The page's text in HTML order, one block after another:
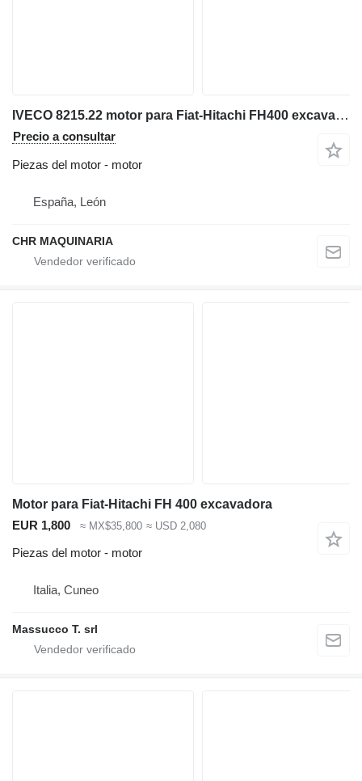
IVECO 8215.22 motor para Fiat-Hitachi FH400 excavadora
Precio a consultar
Piezas del motor - motor
España, León
CHR MAQUINARIA
Motor para Fiat-Hitachi FH 400 excavadora
EUR 1,800
≈ MX$35,800 ≈ USD 2,080
Piezas del motor - motor
Italia, Cuneo
Massucco T. srl